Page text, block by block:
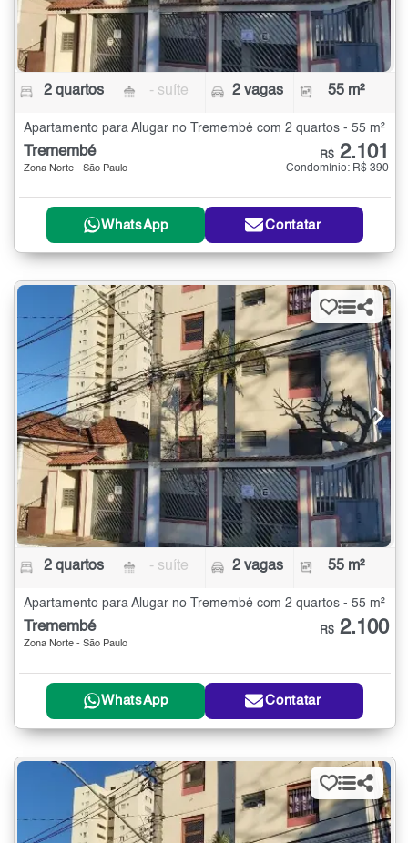
2 quartos - suíte 2 vagas 55 m²
Apartamento para Alugar no Tremembé com 2 quartos - 55 m²
Tremembé
Zona Norte - São Paulo
R$ 2.101
Condomínio: R$ 390
WhatsApp Contatar
2 quartos - suíte 2 vagas 55 m²
Apartamento para Alugar no Tremembé com 2 quartos - 55 m²
Tremembé
Zona Norte - São Paulo
R$ 2.100
WhatsApp Contatar